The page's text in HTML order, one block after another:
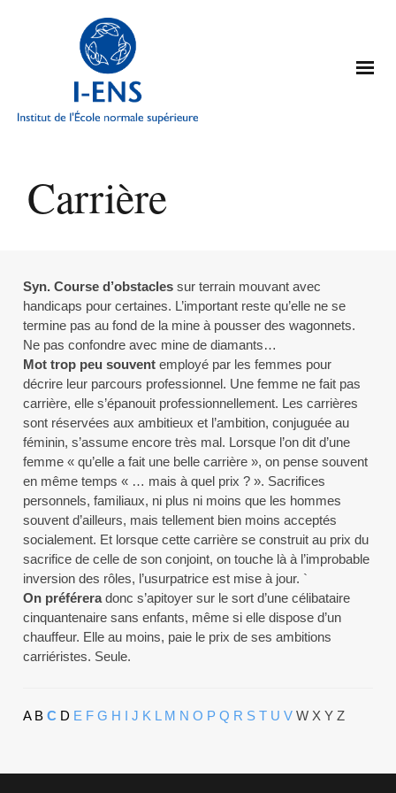
Carrière
Syn. Course d’obstacles sur terrain mouvant avec
handicaps pour certaines. L’important reste qu’elle ne se
termine pas au fond de la mine à pousser des wagonnets.
Ne pas confondre avec mine de diamants…
Mot trop peu souvent employé par les femmes pour
décrire leur parcours professionnel. Une femme ne fait pas
carrière, elle s’épanouit professionnellement. Les carrières
sont réservées aux ambitieux et l’ambition, conjuguée au
féminin, s’assume encore très mal. Lorsque l’on dit d’une
femme « qu’elle a fait une belle carrière », on pense souvent
en même temps « … mais à quel prix ? ». Sacrifices
personnels, familiaux, ni plus ni moins que les hommes
souvent d’ailleurs, mais tellement bien moins acceptés
socialement. Et lorsque cette carrière se construit au prix du
sacrifice de celle de son conjoint, on touche là à l’improbable
inversion des rôles, l’usurpatrice est mise à jour. `
On préféreradonc s’apitoyer sur le sort d’une célibataire
cinquantenaire sans enfants, même si elle dispose d’un
chauffeur. Elle au moins, paie le prix de ses ambitions
carriéristes. Seule.
A B C D E F G H I J K L M N O P Q R S T U V W X Y Z